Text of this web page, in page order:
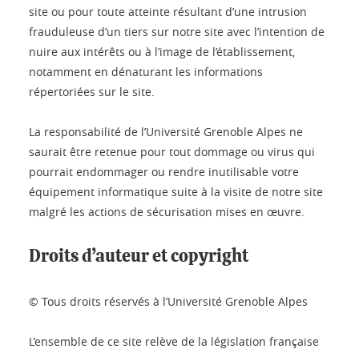
site ou pour toute atteinte résultant d’une intrusion
frauduleuse d’un tiers sur notre site avec l’intention de
nuire aux intérêts ou à l’image de l’établissement,
notamment en dénaturant les informations
répertoriées sur le site.
La responsabilité de l’Université Grenoble Alpes ne
saurait être retenue pour tout dommage ou virus qui
pourrait endommager ou rendre inutilisable votre
équipement informatique suite à la visite de notre site
malgré les actions de sécurisation mises en œuvre.
Droits d’auteur et copyright
© Tous droits réservés à l’Université Grenoble Alpes
L’ensemble de ce site relève de la législation française